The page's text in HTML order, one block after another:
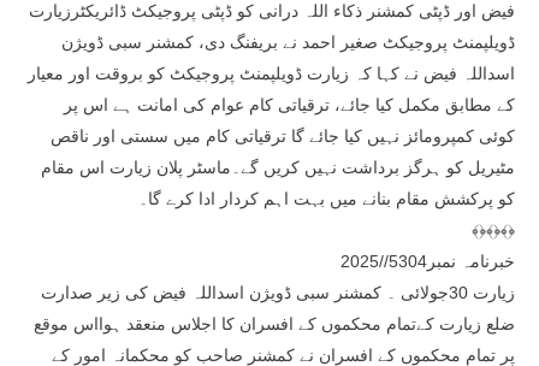
فیض اور ڈپٹی کمشنر ذکاء اللہ درانی کو ڈپٹی پروجیکٹ ڈائریکٹرزیارت
ڈویلپمنٹ پروجیکٹ صغیر احمد نے بریفنگ دی، کمشنر سبی ڈویژن
اسداللہ فیض نے کہا کہ زیارت ڈویلپمنٹ پروجیکٹ کو بروقت اور معیار
کے مطابق مکمل کیا جائے، ترقیاتی کام عوام کی امانت ہے اس پر
کوئی کمپرومائز نہیں کیا جائے گا ترقیاتی کام میں سستی اور ناقص
مٹیریل کو ہرگز برداشت نہیں کریں گے۔ماسٹر پلان زیارت اس مقام
کو پرکشش مقام بنانے میں بہت اہم کردار ادا کرے گا۔
﴾﴿﴾﴿﴾﴿
خبرنامہ نمبر5304//2025
زیارت 30جولائی ۔ کمشنر سبی ڈویژن اسداللہ فیض کی زیر صدارت
ضلع زیارت کےتمام محکموں کے افسران کا اجلاس منعقد ہوااس موقع
پر تمام محکموں کے افسران نے کمشنر صاحب کو محکمانہ امور کے